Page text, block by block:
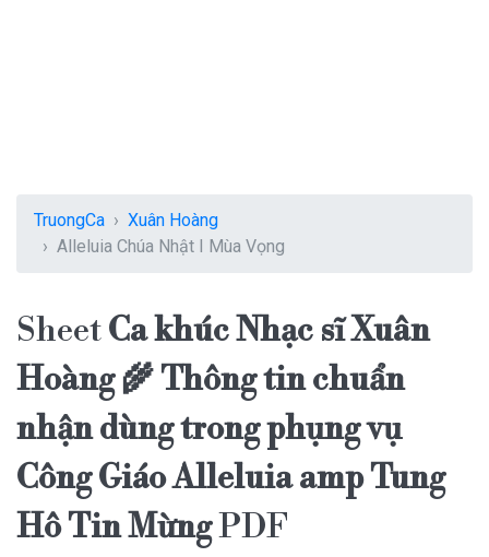
TruongCa
Xuân Hoàng
Alleluia Chúa Nhật I Mùa Vọng
SheetCa khúc Nhạc sĩ Xuân
Hoàng 🌾 Thông tin chuẩn
nhận dùng trong phụng vụ
Công Giáo Alleluia amp Tung
Hô Tin MừngPDF